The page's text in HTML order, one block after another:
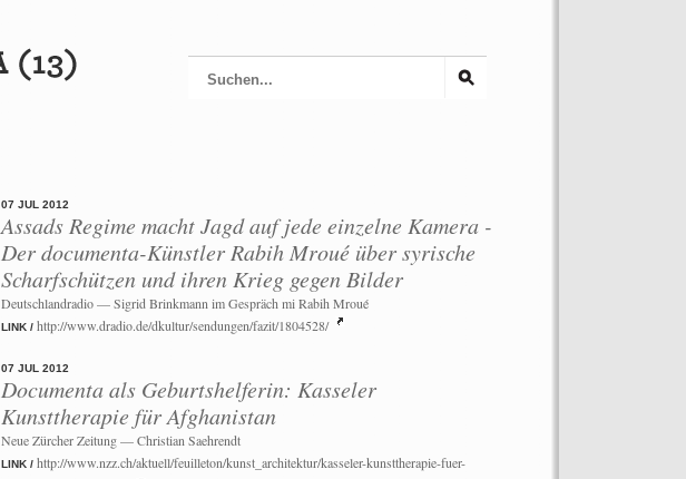
07 JUL 2012
Assads Regime macht Jagd auf jede einzelne Kamera -
Der documenta-Künstler Rabih Mroué über syrische
Scharfschützen und ihren Krieg gegen Bilder
Deutschlandradio — Sigrid Brinkmann im Gespräch mi Rabih Mroué
LINK / http://www.dradio.de/dkultur/sendungen/fazit/1804528/
07 JUL 2012
Documenta als Geburtshelferin: Kasseler
Kunsttherapie für Afghanistan
Neue Zürcher Zeitung — Christian Saehrendt
LINK / http://www.nzz.ch/aktuell/feuilleton/kunst_architektur/kasseler-kunsttherapie-fuer-